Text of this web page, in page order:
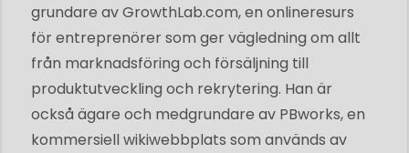
grundare avGrowthLab.com, en onlineresurs
för entreprenörer som ger vägledning om allt
från marknadsföring och försäljning till
produktutveckling och rekrytering. Han är
också ägare och medgrundare av PBworks, en
kommersiell wikiwebbplats som används av